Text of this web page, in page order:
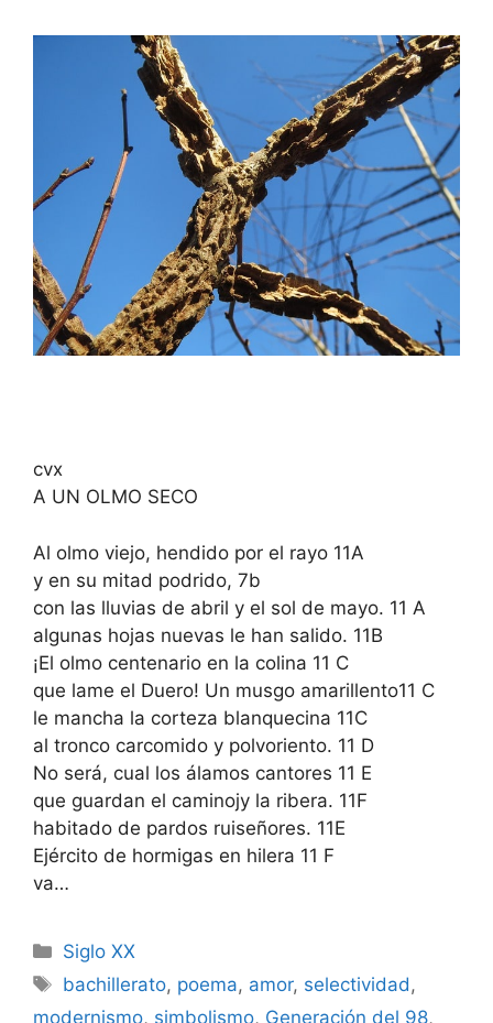
cvx
A UN OLMO SECO
Al olmo viejo, hendido por el rayo 11A
y en su mitad podrido, 7b
con las lluvias de abril y el sol de mayo. 11 A
algunas hojas nuevas le han salido. 11B
¡El olmo centenario en la colina 11 C
que lame el Duero! Un musgo amarillento11 C
le mancha la corteza blanquecina 11C
al tronco carcomido y polvoriento. 11 D
No será, cual los álamos cantores 11 E
que guardan el caminojy la ribera. 11F
habitado de pardos ruiseñores. 11E
Ejército de hormigas en hilera 11 F
va…
Categorías
Siglo XX
Etiquetas
bachillerato, poema, amor, selectividad ,
modernismo, simbolismo, Generación del 98,